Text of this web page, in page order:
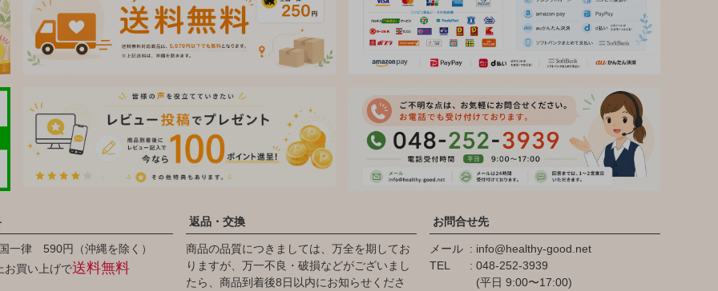
一律 590円（沖縄を除く）
お買い上げで送料無料
返品・交換
商品の品質につきましては、万全を期してお
りますが、万一不良・破損などがございまし
たら、商品到着後8日以内にお知らせくださ
お問合せ先
メール
info@healthy-good.net
TEL
048-252-3939
(平日 9:00〜17:00)